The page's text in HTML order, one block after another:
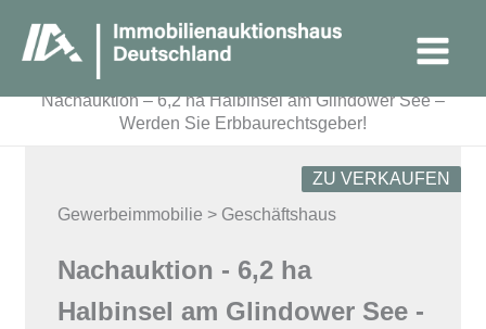
Inhalt
Menu
Nachauktion – 6,2 ha Halbinsel am Glindower See –
Werden Sie Erbbaurechtsgeber!
Gewerbeimmobilie > Geschäftshaus
ZU VERKAUFEN
Nachauktion - 6,2 ha
Halbinsel am Glindower See -